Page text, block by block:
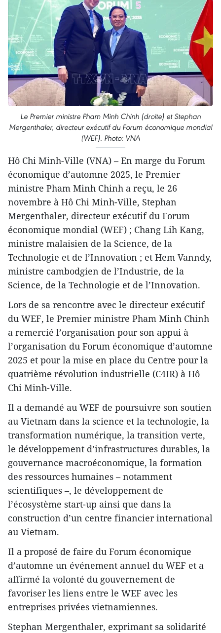
Le Premier ministre Pham Minh Chinh (droite) et Stephan
Mergenthaler, directeur exécutif du Forum économique mondial
(WEF). Photo: VNA
Hô Chi Minh-Ville (VNA) – En marge du Forum
économique d’automne 2025, le Premier
ministre Pham Minh Chinh a reçu, le 26
novembre à Hô Chi Minh-Ville, Stephan
Mergenthaler, directeur exécutif du Forum
économique mondial (WEF) ; Chang Lih Kang,
ministre malaisien de la Science, de la
Technologie et de l’Innovation ; et Hem Vanndy,
ministre cambodgien de l’Industrie, de la
Science, de la Technologie et de l’Innovation.
Lors de sa rencontre avec le directeur exécutif
du WEF, le Premier ministre Pham Minh Chinh
a remercié l’organisation pour son appui à
l’organisation du Forum économique d’automne
2025 et pour la mise en place du Centre pour la
quatrième révolution industrielle (C4IR) à Hô
Chi Minh-Ville.
Il a demandé au WEF de poursuivre son soutien
au Vietnam dans la science et la technologie, la
transformation numérique, la transition verte,
le développement d’infrastructures durables, la
gouvernance macroéconomique, la formation
des ressources humaines – notamment
scientifiques –, le développement de
l’écosystème start-up ainsi que dans la
construction d’un centre financier international
au Vietnam.
Il a proposé de faire du Forum économique
d’automne un événement annuel du WEF et a
affirmé la volonté du gouvernement de
favoriser les liens entre le WEF avec les
entreprises privées vietnamiennes.
Stephan Mergenthaler, exprimant sa solidarité